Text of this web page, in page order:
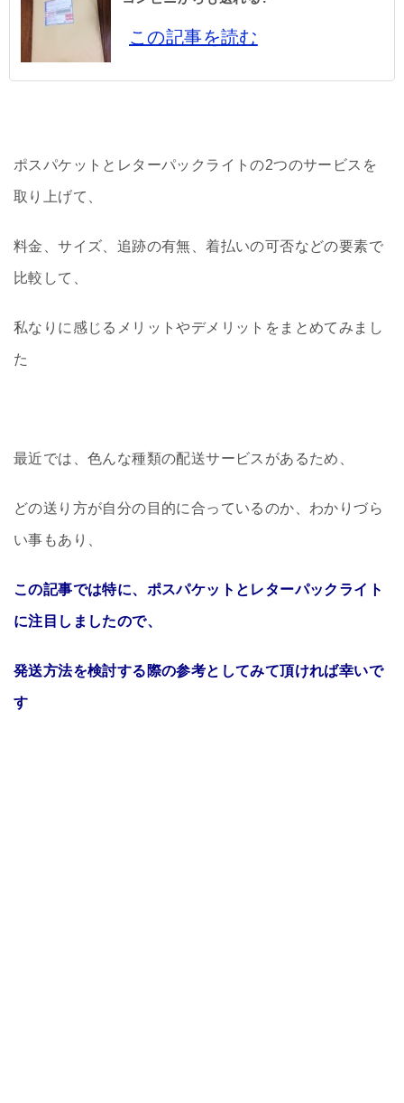
この記事を読む
ポスパケットとレターパックライトの2つのサービスを
取り上げて、
料金、サイズ、追跡の有無、着払いの可否などの要素で
比較して、
私なりに感じるメリットやデメリットをまとめてみまし
た
最近では、色んな種類の配送サービスがあるため、
どの送り方が自分の目的に合っているのか、わかりづら
い事もあり、
この記事では特に、ポスパケットとレターパックライト
に注目しましたので、
発送方法を検討する際の参考としてみて頂ければ幸いで
す